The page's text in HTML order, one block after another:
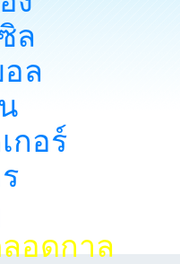
ล
ล
กอร์
อดกาล